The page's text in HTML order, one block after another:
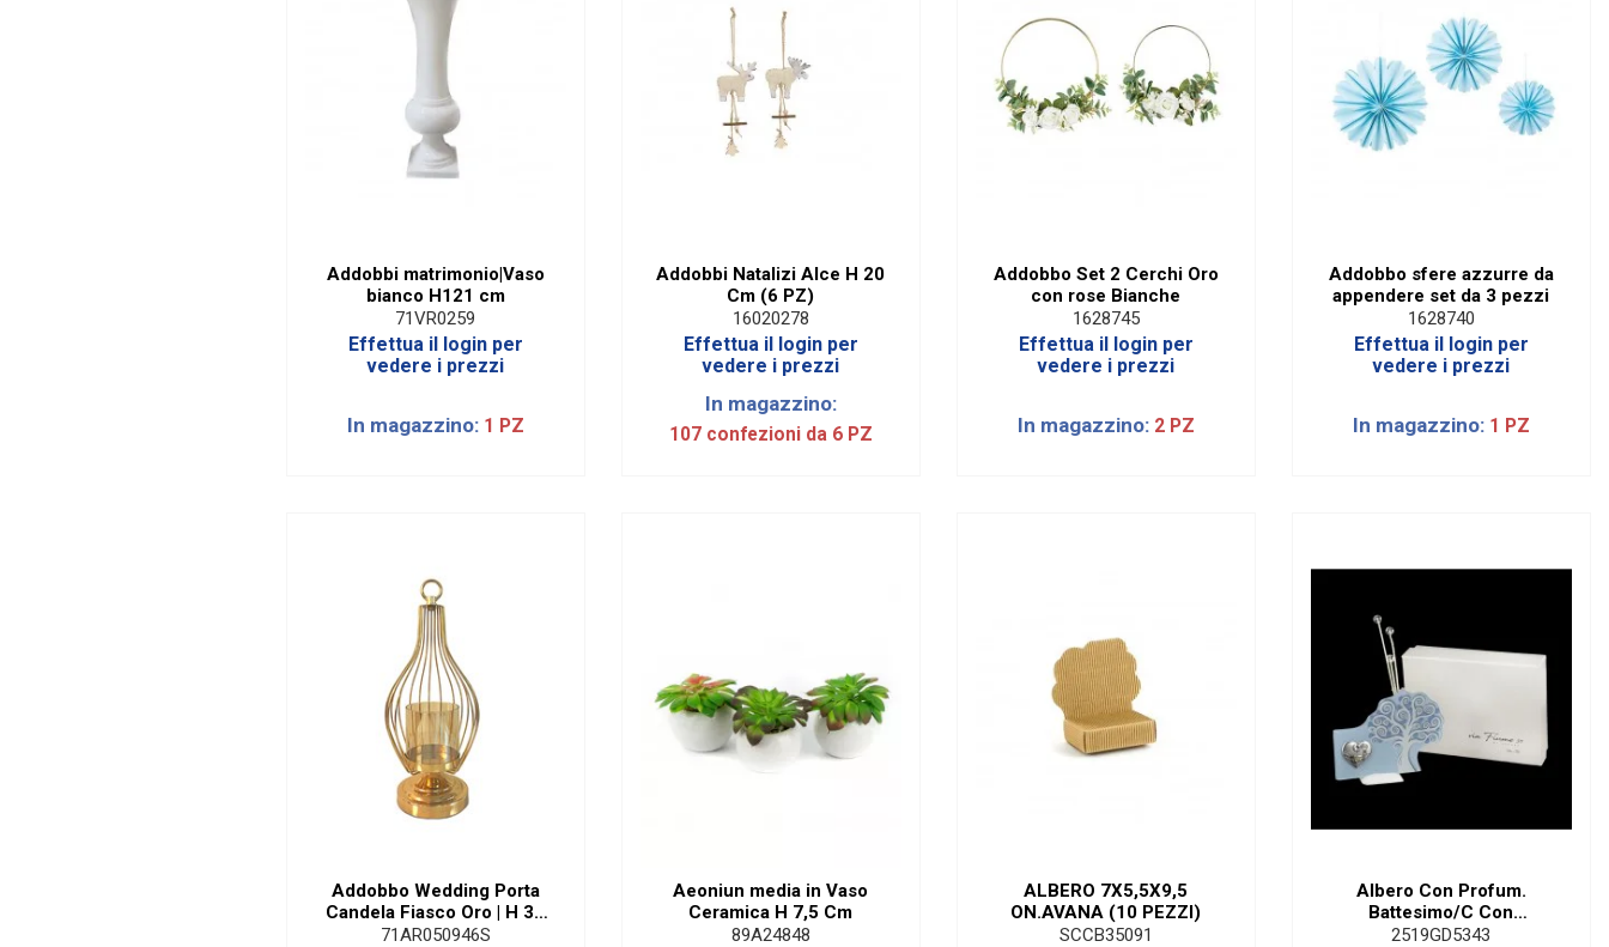
Addobbi matrimonio|Vaso
bianco H121 cm
71VR0259
Effettua il login per
vedere i prezzi
In magazzino: 1 PZ
Addobbi Natalizi Alce H 20
Cm (6 PZ)
16020278
Effettua il login per
vedere i prezzi
In magazzino:
107 confezioni da 6 PZ
Addobbo Set 2 Cerchi Oro
con rose Bianche
1628745
Effettua il login per
vedere i prezzi
In magazzino: 2 PZ
Addobbo sfere azzurre da
appendere set da 3 pezzi
1628740
Effettua il login per
vedere i prezzi
In magazzino: 1 PZ
Addobbo Wedding Porta
Candela Fiasco Oro | H 38
cm
71AR050946S
Aeoniun media in Vaso
Ceramica H 7,5 Cm
89A24848
ALBERO 7X5,5X9,5
ON.AVANA (10 PEZZI)
SCCB35091
Albero Con Profum.
Battesimo/C Con
Applicazione E Box
2519GD5343